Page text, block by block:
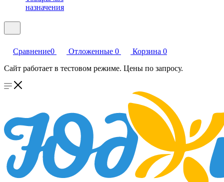
назначения
Сравнение0 Отложенные 0 Корзина 0
Сайт работает в тестовом режиме. Цены по запросу.